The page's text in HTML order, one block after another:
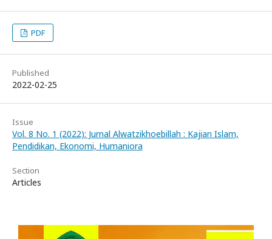
PDF
Published
2022-02-25
Issue
Vol. 8 No. 1 (2022): Jurnal Alwatzikhoebillah : Kajian Islam,
Pendidikan, Ekonomi, Humaniora
Section
Articles